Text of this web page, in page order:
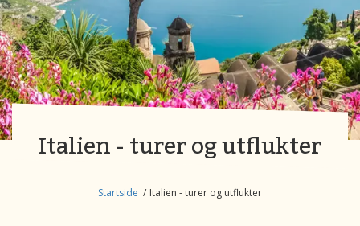
Italien - turer og utflukter
Startside Italien - turer og utflukter